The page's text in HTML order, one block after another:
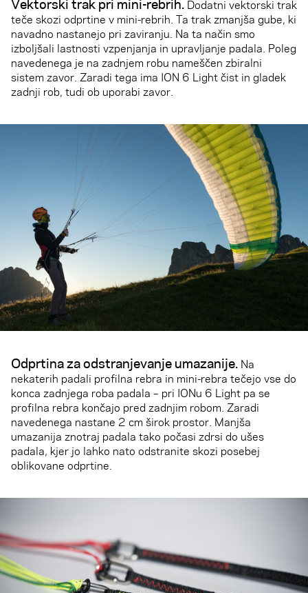
Vektorski trak pri mini-rebrih. Dodatni vektorski trak
teče skozi odprtine v mini-rebrih. Ta trak zmanjša gube, ki
navadno nastanejo pri zaviranju. Na ta način smo
izboljšali lastnosti vzpenjanja in upravljanje padala. Poleg
navedenega je na zadnjem robu nameščen zbiralni
sistem zavor. Zaradi tega ima ION 6 Light čist in gladek
zadnji rob, tudi ob uporabi zavor.
Odprtina za odstranjevanje umazanije. Na
nekaterih padali profilna rebra in mini-rebra tečejo vse do
konca zadnjega roba padala – pri IONu 6 Light pa se
profilna rebra končajo pred zadnjim robom. Zaradi
navedenega nastane 2 cm širok prostor. Manjša
umazanija znotraj padala tako počasi zdrsi do ušes
padala, kjer jo lahko nato odstranite skozi posebej
oblikovane odprtine.